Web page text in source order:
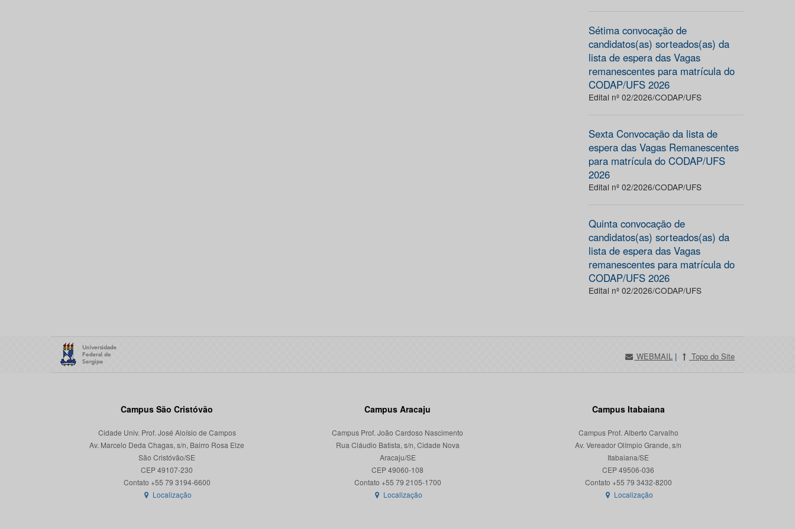
Sétima convocação de
candidatos(as) sorteados(as) da
lista de espera das Vagas
remanescentes para matrícula do
CODAP/UFS 2026
Edital nº 02/2026/CODAP/UFS
Sexta Convocação da lista de
espera das Vagas Remanescentes
para matrícula do CODAP/UFS
2026
Edital nº 02/2026/CODAP/UFS
Quinta convocação de
candidatos(as) sorteados(as) da
lista de espera das Vagas
remanescentes para matrícula do
CODAP/UFS 2026
Edital nº 02/2026/CODAP/UFS
WEBMAIL | Topo do Site
Campus São Cristóvão
Cidade Univ. Prof. José Aloísio de Campos
Av. Marcelo Deda Chagas, s/n, Bairro Rosa Elze
São Cristóvão/SE
CEP 49107-230
Localização
Campus Aracaju
Campus Prof. João Cardoso Nascimento
Rua Cláudio Batista, s/n, Cidade Nova
Aracaju/SE
CEP 49060-108
Localização
Campus Itabaiana
Campus Prof. Alberto Carvalho
Av. Vereador Olímpio Grande, s/n
Itabaiana/SE
CEP 49506-036
Localização